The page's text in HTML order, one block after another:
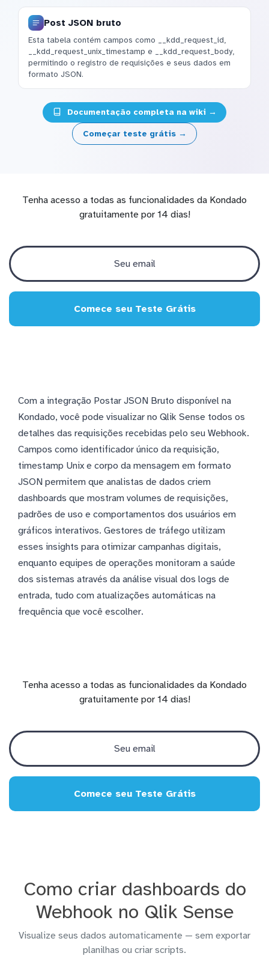
Post JSON bruto
Esta tabela contém campos como __kdd_request_id,
__kdd_request_unix_timestamp e __kdd_request_body,
permitindo o registro de requisições e seus dados em
formato JSON.
Documentação completa na wiki →
Começar teste grátis →
Tenha acesso a todas as funcionalidades da Kondado
gratuitamente por 14 dias!
Comece seu Teste Grátis
Com a integração Postar JSON Bruto disponível na
Kondado, você pode visualizar no Qlik Sense todos os
detalhes das requisições recebidas pelo seu Webhook.
Campos como identificador único da requisição,
timestamp Unix e corpo da mensagem em formato
JSON permitem que analistas de dados criem
dashboards que mostram volumes de requisições,
padrões de uso e comportamentos dos usuários em
gráficos interativos. Gestores de tráfego utilizam
esses insights para otimizar campanhas digitais,
enquanto equipes de operações monitoram a saúde
dos sistemas através da análise visual dos logs de
entrada, tudo com atualizações automáticas na
frequência que você escolher.
Tenha acesso a todas as funcionalidades da Kondado
gratuitamente por 14 dias!
Comece seu Teste Grátis
Como criar dashboards do
Webhook no Qlik Sense
Visualize seus dados automaticamente — sem exportar
planilhas ou criar scripts.